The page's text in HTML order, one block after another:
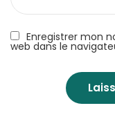
Enregistrer mon
web dans le